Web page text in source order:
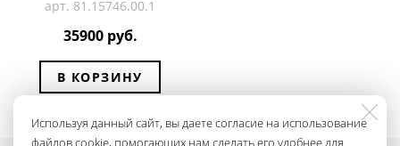
арт. 81.15746.00.1
35900 руб.
В КОРЗИНУ
Используя данный сайт, вы даете согласие на использование
файлов cookie, помогающих нам сделать его удобнее для